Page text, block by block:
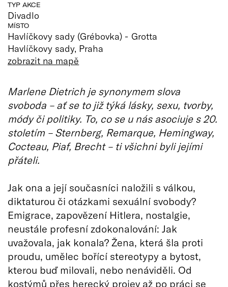
TYP AKCE
Divadlo
MÍSTO
Havlíčkovy sady (Grébovka) - Grotta
Havlíčkovy sady, Praha
zobrazit na mapě
Marlene Dietrich je synonymem slova
svoboda – ať se to již týká lásky, sexu, tvorby,
módy či politiky. To, co se u nás asociuje s 20.
stoletím – Sternberg, Remarque, Hemingway,
Cocteau, Piaf, Brecht – ti všichni byli jejími
přáteli.
Jak ona a její současníci naložili s válkou,
diktaturou či otázkami sexuální svobody?
Emigrace, zapovězení Hitlera, nostalgie,
neustále profesní zdokonalování: Jak
uvažovala, jak konala? Žena, která šla proti
proudu, umělec bořící stereotypy a bytost,
kterou buď milovali, nebo nenáviděli. Od
kostýmů přes herecký projev až po práci se